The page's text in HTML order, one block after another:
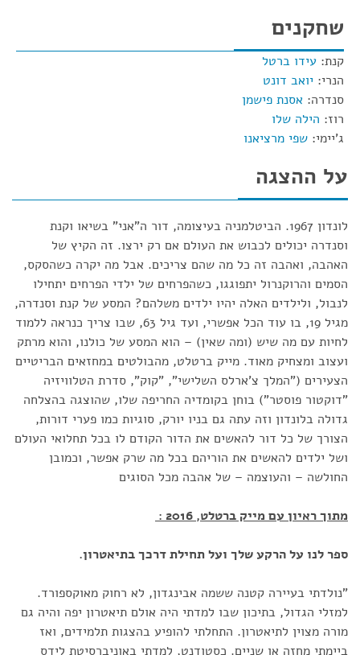
שחקנים
קנת: עידו ברטל
הנרי: יואב דונט
סנדרה: אסנת פישמן
רוז: הילה שלו
ג'יימי: שפי מרציאנו
על ההצגה
לונדון 1967. הביטלמניה בעיצומה, דור ה"אני" בשיאו וקנת
וסנדרה יכולים לכבוש את העולם אם רק ירצו. זה הקיץ של
האהבה, ואהבה זה כל מה שהם צריכים. אבל מה יקרה כשהסקס,
הסמים והרוקנרול יתפוגגו, כשהפרחים של ילדי הפרחים יתחילו
לנבול, ולילדים האלה יהיו ילדים משלהם? המסע של קנת וסנדרה,
מגיל 19, בו עוד הכל אפשרי, ועד גיל 63, שבו צריך כנראה ללמוד
לחיות עם מה שיש (ומה שאין) – הוא המסע של כולנו, והוא מרתק
ועצוב ומצחיק מאוד. מייק ברטלט, מהבולטים במחזאים הבריטיים
הצעירים ("המלך צ'ארלס השלישי", "קוק", סדרת הטלוויזיה
"דוקטור פוסטר") בוחן בקומדיה החריפה שלו, שהוצגה בהצלחה
גדולה בלונדון וזה עתה גם בניו יורק, סוגיות כמו פערי דורות,
הצורך של כל דור להאשים את הדור הקודם לו בכל תחלואי העולם
ושל ילדים להאשים את הוריהם בכל מה שרק אפשר, וכמובן
החולשה – והעוצמה – של אהבה מכל הסוגים
מתוך ראיון עם מייק ברטלט, 2016 :
ספר לנו על הרקע שלך ועל תחילת דרכך בתיאטרון.
"נולדתי בעיירה קטנה ששמה אבינגדון, לא רחוק מאוקספורד.
למזלי הגדול, בתיכון שבו למדתי היה אולם תיאטרון יפה והיה גם
מורה מצוין לתיאטרון. התחלתי להופיע בהצגות תלמידים, ואז
ביימתי מחזה או שניים. כסטודנט, למדתי באוניברסיטת לידס